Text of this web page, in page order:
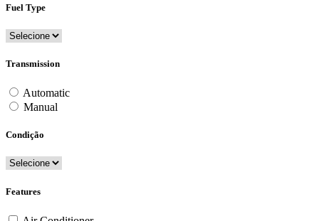
Fuel Type
Transmission
Automatic
Manual
Condição
Features